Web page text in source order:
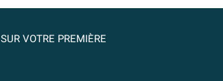
SUR VOTRE PREMIÈRE